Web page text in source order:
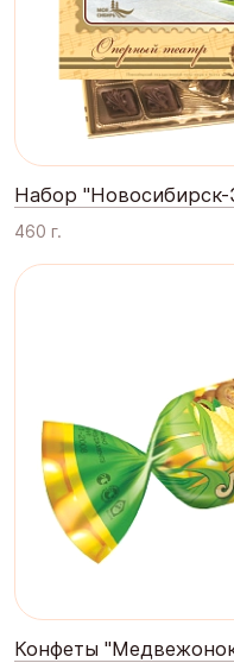
Набор "Новосибирск-
460 г.
Конфеты